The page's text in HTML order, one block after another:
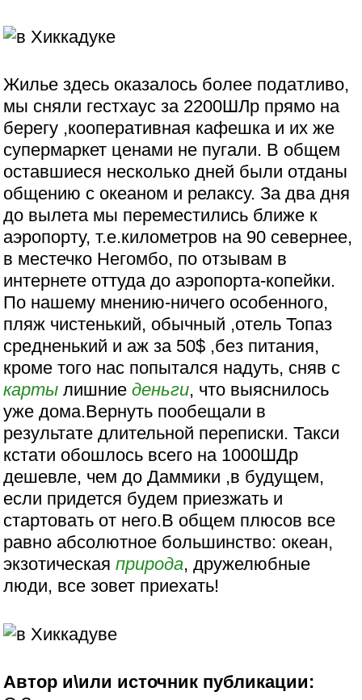
Жилье здесь оказалось более податливо,
мы сняли гестхаус за 2200ШЛр прямо на
берегу ,кооперативная кафешка и их же
супермаркет ценами не пугали. В общем
оставшиеся несколько дней были отданы
общению с океаном и релаксу. За два дня
до вылета мы переместились ближе к
аэропорту, т.е.километров на 90 севернее,
в местечко Негомбо, по отзывам в
интернете оттуда до аэропорта-копейки.
По нашему мнению-ничего особенного,
пляж чистенький, обычный ,отель Топаз
средненький и аж за 50$ ,без питания,
кроме того нас попытался надуть, сняв с
карты лишниеденьги, что выяснилось
уже дома.Вернуть пообещали в
результате длительной переписки. Такси
кстати обошлось всего на 1000ШДр
дешевле, чем до Даммики ,в будущем,
если придется будем приезжать и
стартовать от него.В общем плюсов все
равно абсолютное большинство: океан,
экзотическаяприрода, дружелюбные
люди, все зовет приехать!
Автор и\или источник публикации: